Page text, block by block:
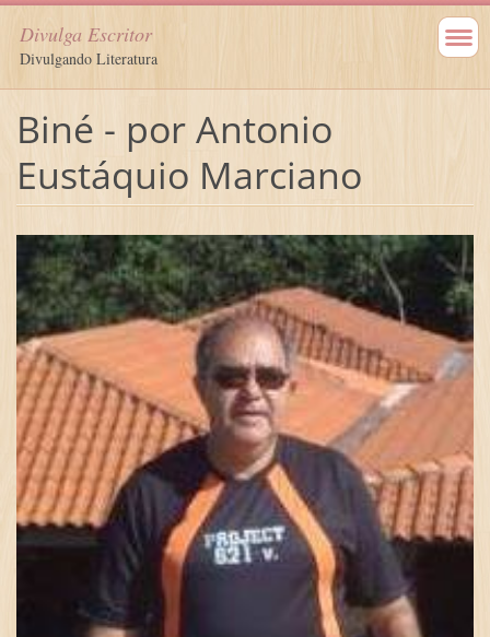
Divulga Escritor
Divulgando Literatura
Biné - por Antonio
Eustáquio Marciano